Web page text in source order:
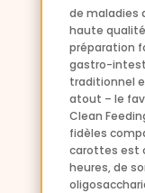
de maladies
haute
préparation
gastro-
traditionnel
atout – le
Clean
fidèles
carottes est
heures, de